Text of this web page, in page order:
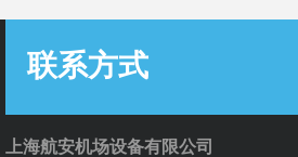
联系方式
上海航安机场设备有限公司